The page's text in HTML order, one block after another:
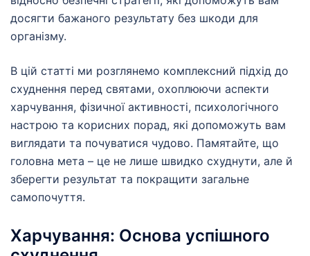
досягти бажаного результату без шкоди для
організму.
В цій статті ми розглянемо комплексний підхід до
схуднення перед святами, охоплюючи аспекти
харчування, фізичної активності, психологічного
настрою та корисних порад, які допоможуть вам
виглядати та почуватися чудово. Памятайте, що
головна мета – це не лише швидко схуднути, але й
зберегти результат та покращити загальне
самопочуття.
Харчування: Основа успішного